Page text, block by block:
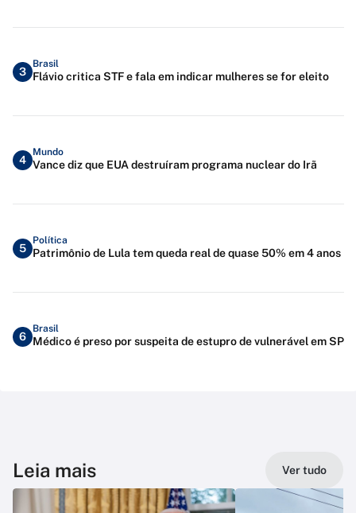
3
Brasil
Flávio critica STF e fala em indicar mulheres se for eleito
4
Mundo
Vance diz que EUA destruíram programa nuclear do Irã
5
Política
Patrimônio de Lula tem queda real de quase 50% em 4 anos
6
Brasil
Médico é preso por suspeita de estupro de vulnerável em SP
Leia mais Ver tudo